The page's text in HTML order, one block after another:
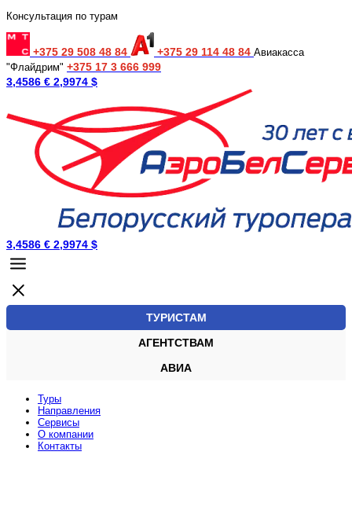
Консультация по турам
+375 29 508 48 84 +375 29 114 48 84 Авиакасса
"Флайдрим" +375 17 3 666 999
3,4586 € 2,9974 $
3,4586 € 2,9974 $
ТУРИСТАМ
АГЕНТСТВАМ
АВИА
Туры
Направления
Сервисы
O компании
Контакты